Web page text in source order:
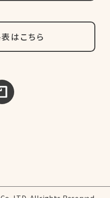
はこちら